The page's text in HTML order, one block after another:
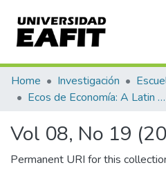
Communities & Collections
All of DSpace
Statistics
Home Investigación
Ecos de Economía: A Latin American Journal of Applied Economics
Vol 08, No 19
Permanent URI for this